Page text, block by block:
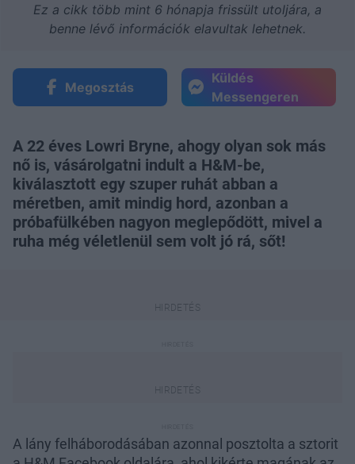
Ez a cikk több mint 6 hónapja frissült utoljára, a
benne lévő információk elavultak lehetnek.
Megosztás
Küldés
Messengeren
A 22 éves Lowri Bryne, ahogy olyan sok más
nő is, vásárolgatni indult a H&M-be,
kiválasztott egy szuper ruhát abban a
méretben, amit mindig hord, azonban a
próbafülkében nagyon meglepődött, mivel a
ruha még véletlenül sem volt jó rá, sőt!
A lány felháborodásában azonnal posztolta a sztorit